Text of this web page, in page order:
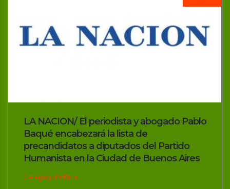
LA NACION/ El periodista y abogado Pablo
Baqué encabezará la lista de
precandidatos a diputados del Partido
Humanista en la Ciudad de Buenos Aires
Category: Política